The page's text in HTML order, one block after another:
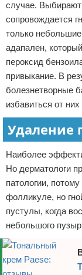
случае.
сопровождается
только
адапален,
пероксид
привыкание. В
болезнетворные
избавиться от
Удаление
Наиболее
Но дерматологи
патологии,
фолликуле, но
пустулы, когда
небольшого